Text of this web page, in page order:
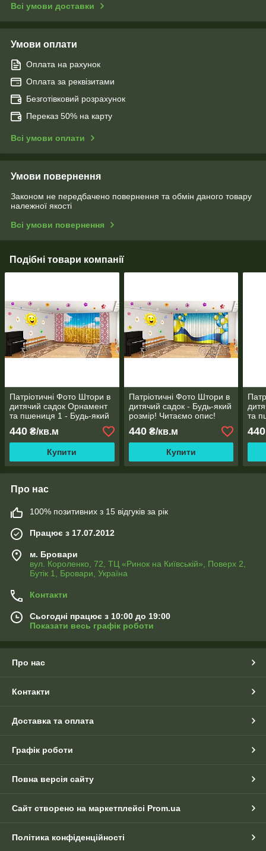
Всі умови доставки
Умови оплати
Оплата на рахунок
Оплата за реквізитами
Безготівковий розрахунок
Переказ 50% на карту
Всі умови оплати
Умови повернення
Законом не передбачено повернення та обмін даного товару
належної якості
Всі умови повернення
Подібні товари компанії
Патріотичні Фото Штори в
дитячий садок Орнамент
та пшениця 1 - Будь-який
розмір! Читаємо опис!
440 ₴/кв.м
Купити
Патріотичні Фото Штори в
дитячий садок - Будь-який
розмір! Читаємо опис!
440₴/кв.м
Купити
та
440
Про нас
100% позитивних з 15 відгуків за рік
Працює з 17.07.2012
м. Бровари
вул. Короленко, 72, ТЦ «Ринок на Київській», Поверх 2,
Бутік 1, Бровари, Україна
Контакти
Сьогодні працює з 10:00 до 19:00
Показати весь графік роботи
Про нас
Контакти
Доставка та оплата
Графік роботи
Повна версія сайту
Сайт створено на маркетплейсі Prom.ua
Політика конфіденційності